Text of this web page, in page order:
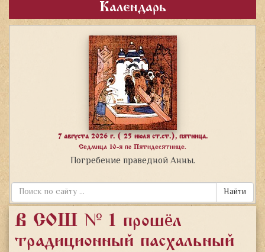
Календарь
7 августа 2026 г. ( 25 июля ст.ст.), пятница.
Седмица 10-я по Пятидесятнице.
Погребение праведной Анны.
Найти
В СОШ № 1 прошёл
традиционный пасхальный